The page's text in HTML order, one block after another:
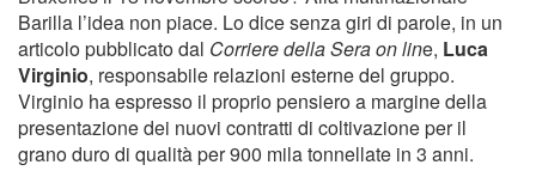
Barilla l’idea non piace. Lo dice senza giri di parole, in un
articolo pubblicato dal Corriere della Sera on line, Luca
Virginio, responsabile relazioni esterne del gruppo.
Virginio ha espresso il proprio pensiero a margine della
presentazione dei nuovi contratti di coltivazione per il
grano duro di qualità per 900 mila tonnellate in 3 anni.